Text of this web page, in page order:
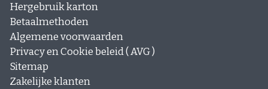
Hergebruik karton
Betaalmethoden
Algemene voorwaarden
Privacy en Cookie beleid ( AVG )
Sitemap
Zakelijke klanten